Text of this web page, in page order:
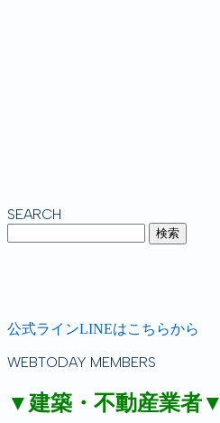
SEARCH
公式ラインLINEはこちらから
WEBTODAY MEMBERS
▼建築・不動産業者▼